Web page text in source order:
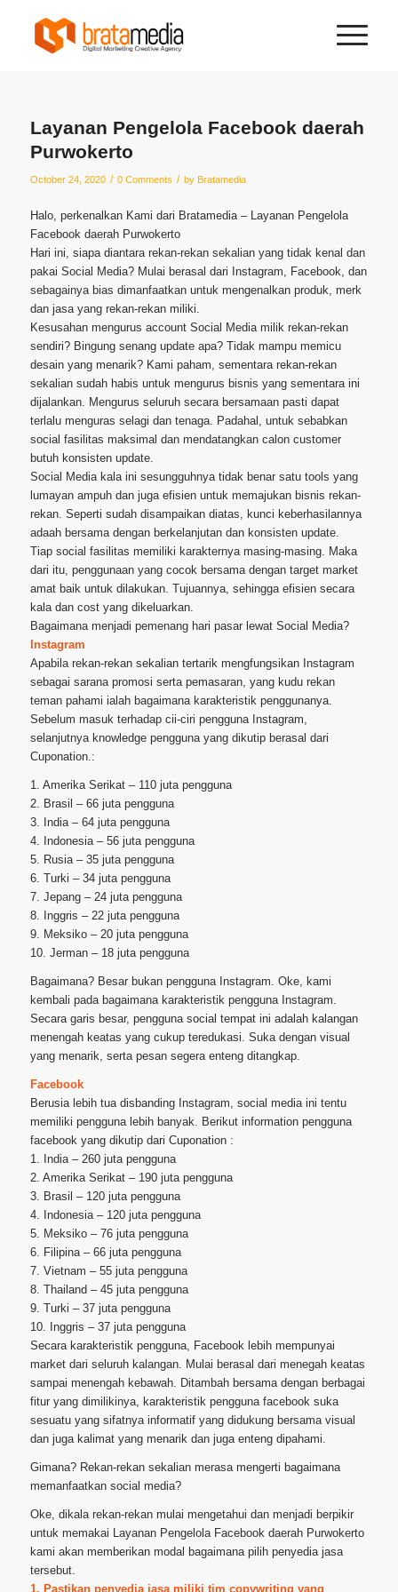
Layanan Pengelola Facebook daerah
Purwokerto
October 24, 2020 / 0 Comments / by Bratamedia
Halo, perkenalkan Kami dari Bratamedia – Layanan Pengelola
Facebook daerah Purwokerto
Hari ini, siapa diantara rekan-rekan sekalian yang tidak kenal dan
pakai Social Media? Mulai berasal dari Instagram, Facebook, dan
sebagainya bias dimanfaatkan untuk mengenalkan produk, merk
dan jasa yang rekan-rekan miliki.
Kesusahan mengurus account Social Media milik rekan-rekan
sendiri? Bingung senang update apa? Tidak mampu memicu
desain yang menarik? Kami paham, sementara rekan-rekan
sekalian sudah habis untuk mengurus bisnis yang sementara ini
dijalankan. Mengurus seluruh secara bersamaan pasti dapat
terlalu menguras selagi dan tenaga. Padahal, untuk sebabkan
social fasilitas maksimal dan mendatangkan calon customer
butuh konsisten update.
Social Media kala ini sesungguhnya tidak benar satu tools yang
lumayan ampuh dan juga efisien untuk memajukan bisnis rekan-
rekan. Seperti sudah disampaikan diatas, kunci keberhasilannya
adaah bersama dengan berkelanjutan dan konsisten update.
Tiap social fasilitas memiliki karakternya masing-masing. Maka
dari itu, penggunaan yang cocok bersama dengan target market
amat baik untuk dilakukan. Tujuannya, sehingga efisien secara
kala dan cost yang dikeluarkan.
Bagaimana menjadi pemenang hari pasar lewat Social Media?
Instagram
Apabila rekan-rekan sekalian tertarik mengfungsikan Instagram
sebagai sarana promosi serta pemasaran, yang kudu rekan
teman pahami ialah bagaimana karakteristik penggunanya.
Sebelum masuk terhadap cii-ciri pengguna Instagram,
selanjutnya knowledge pengguna yang dikutip berasal dari
Cuponation.:
1. Amerika Serikat – 110 juta pengguna
2. Brasil – 66 juta pengguna
3. India – 64 juta pengguna
4. Indonesia – 56 juta pengguna
5. Rusia – 35 juta pengguna
6. Turki – 34 juta pengguna
7. Jepang – 24 juta pengguna
8. Inggris – 22 juta pengguna
9. Meksiko – 20 juta pengguna
10. Jerman – 18 juta pengguna
Bagaimana? Besar bukan pengguna Instagram. Oke, kami
kembali pada bagaimana karakteristik pengguna Instagram.
Secara garis besar, pengguna social tempat ini adalah kalangan
menengah keatas yang cukup teredukasi. Suka dengan visual
yang menarik, serta pesan segera enteng ditangkap.
Facebook
Berusia lebih tua disbanding Instagram, social media ini tentu
memiliki pengguna lebih banyak. Berikut information pengguna
facebook yang dikutip dari Cuponation :
1. India – 260 juta pengguna
2. Amerika Serikat – 190 juta pengguna
3. Brasil – 120 juta pengguna
4. Indonesia – 120 juta pengguna
5. Meksiko – 76 juta pengguna
6. Filipina – 66 juta pengguna
7. Vietnam – 55 juta pengguna
8. Thailand – 45 juta pengguna
9. Turki – 37 juta pengguna
10. Inggris – 37 juta pengguna
Secara karakteristik pengguna, Facebook lebih mempunyai
market dari seluruh kalangan. Mulai berasal dari menegah keatas
sampai menengah kebawah. Ditambah bersama dengan berbagai
fitur yang dimilikinya, karakteristik pengguna facebook suka
sesuatu yang sifatnya informatif yang didukung bersama visual
dan juga kalimat yang menarik dan juga enteng dipahami.
Gimana? Rekan-rekan sekalian merasa mengerti bagaimana
memanfaatkan social media?
Oke, dikala rekan-rekan mulai mengetahui dan menjadi berpikir
untuk memakai Layanan Pengelola Facebook daerah Purwokerto
kami akan memberikan modal bagaimana pilih penyedia jasa
tersebut.
1. Pastikan penyedia jasa miliki tim copywriting yang